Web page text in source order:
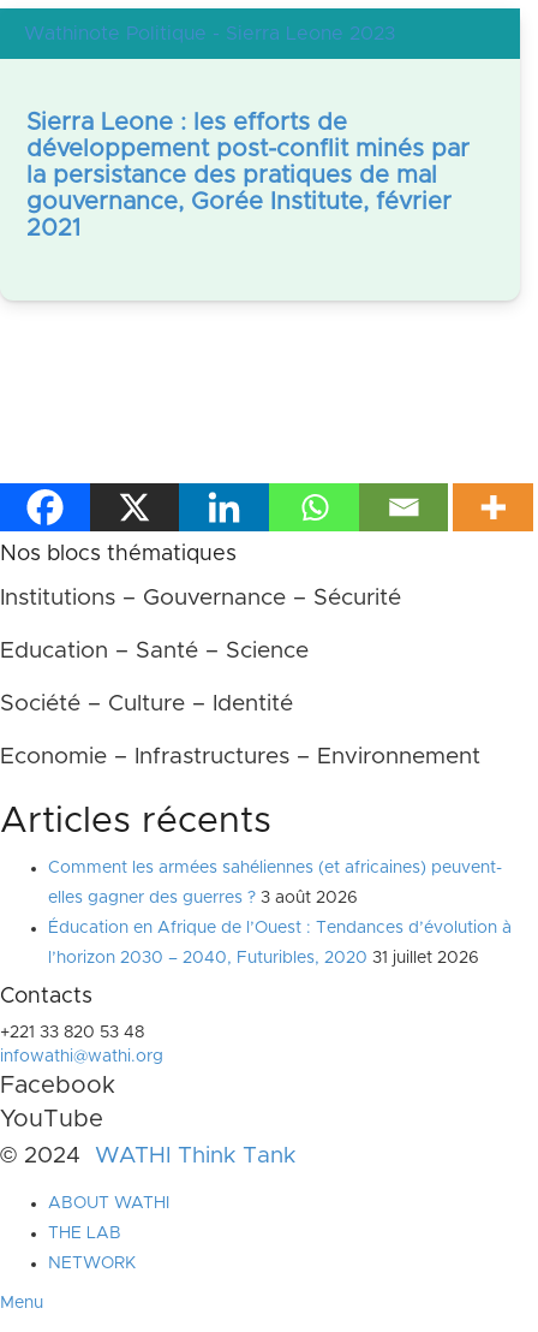
Wathinote Politique - Sierra Leone 2023
Sierra Leone : les efforts de
développement post-conflit minés par
la persistance des pratiques de mal
gouvernance, Gorée Institute, février
2021
Nos blocs thématiques
Institutions – Gouvernance – Sécurité
Education – Santé – Science
Société – Culture – Identité
Economie – Infrastructures – Environnement
Articles récents
Comment les armées sahéliennes (et africaines) peuvent-
elles gagner des guerres ? 3 août 2026
Éducation en Afrique de l’Ouest : Tendances d’évolution à
l’horizon 2030 – 2040, Futuribles, 2020 31 juillet 2026
Contacts
+221 33 820 53 48
infowathi@wathi.org
Facebook
YouTube
© 2024 WATHI Think Tank
ABOUT WATHI
THE LAB
NETWORK
Menu